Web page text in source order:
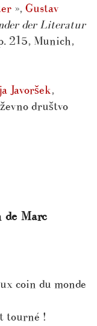
», Gustav
der Literatur
215, Munich,
Javoršek,
društvo
de Marc
coin du monde
tourné !